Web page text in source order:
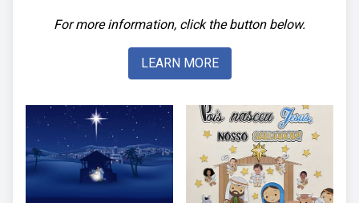
For more information, click the button below.
LEARN MORE